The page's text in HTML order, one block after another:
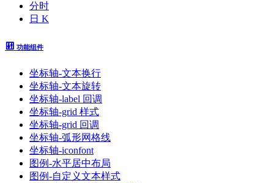
分时
日 K
功能组件
坐标轴-文本换行
坐标轴-文本旋转
坐标轴-label 回调
坐标轴-grid 样式
坐标轴-grid 回调
坐标轴-弧形网格线
坐标轴-iconfont
图例-水平居中布局
图例-自定义文本样式